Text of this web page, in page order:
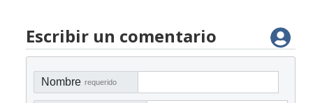
Escribir un comentario
Nombre requerido